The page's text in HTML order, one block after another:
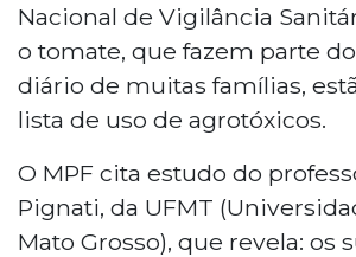
Nacional de Vigilância
o tomate, que fazem parte
diário de muitas famílias,
lista de uso de agrotóxicos.
O MPF cita estudo do
Pignati, da UFMT
Mato Grosso), que revela: os